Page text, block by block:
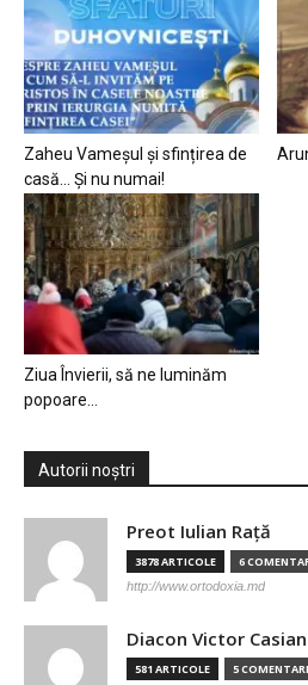
Zaheu Vameșul și sfințirea de
casă… Și nu numai!
Ziua Învierii, să ne luminăm
popoare…
Autorii noștri
Preot Iulian Raţă
3878 ARTICOLE 6
http://www.ortodoxia.md
Diacon Victor Casian
581 ARTICOLE 5